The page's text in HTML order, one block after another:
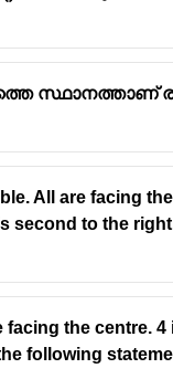
സ്ഥാനത്താണ്
All are facing
second to the
the centre.
following